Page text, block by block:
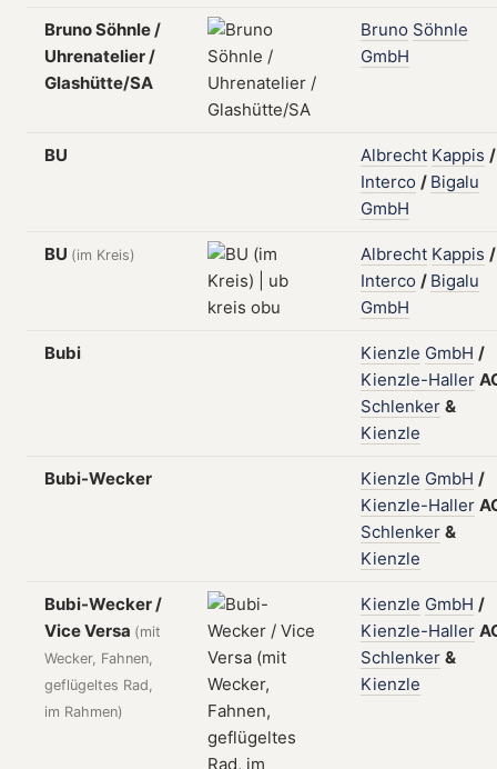
Bruno Söhnle /
Uhrenatelier /
Glashütte/SA
Bruno Söhnle
GmbH
BU Albrecht Kappis /
Interco / Bigalu
GmbH
BU (im Kreis) Albrecht Kappis /
Interco / Bigalu
GmbH
Bubi Kienzle GmbH /
Kienzle-Haller
Schlenker &
Kienzle
Bubi-Wecker Kienzle GmbH /
Kienzle-Haller
Schlenker &
Kienzle
Bubi-Wecker /
Vice Versa (mit
Wecker, Fahnen,
geflügeltes Rad,
im Rahmen)
Kienzle GmbH /
Kienzle-Haller
Schlenker &
Kienzle